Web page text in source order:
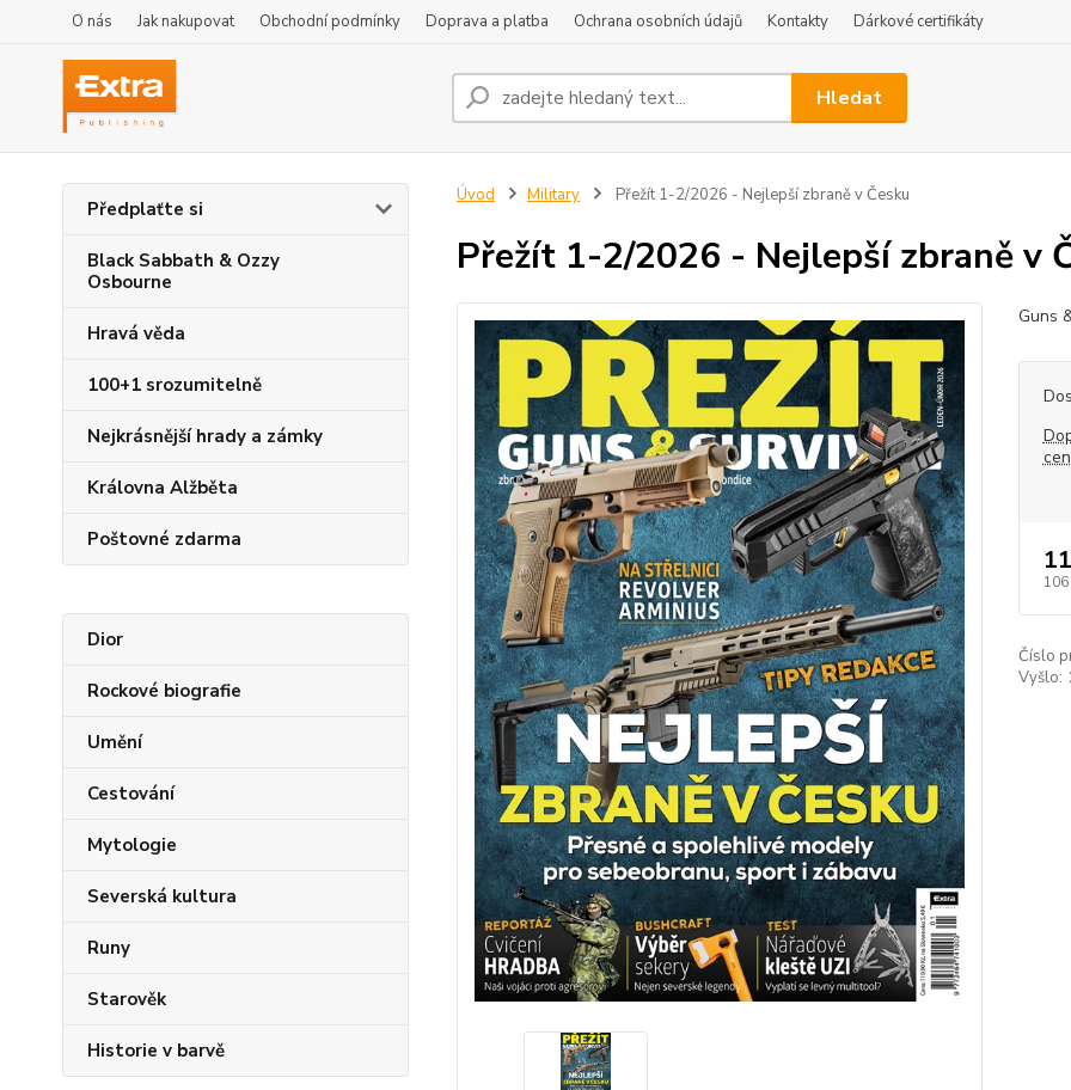
O nás Jak nakupovat Obchodní podmínky Doprava a platba Ochrana osobních údajů Kontakty Dárkové certifikáty
Hledat
Předplaťte si
Black Sabbath & Ozzy
Osbourne
Hravá věda
100+1 srozumitelně
Nejkrásnější hrady a zámky
Královna Alžběta
Poštovné zdarma
Dior
Rockové biografie
Umění
Cestování
Mytologie
Severská kultura
Runy
Starověk
Historie v barvě
Úvod Military Přežít 1-2/2026 - Nejlepší zbraně v Česku
Přežít 1-2/2026 - Nejlepší zbraně v
Guns
106
Číslo
Vyšlo: